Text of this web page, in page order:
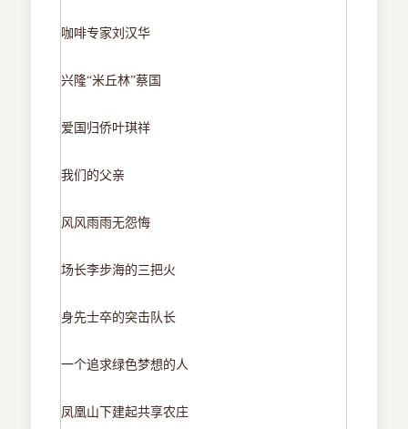
咖啡专家刘汉华
兴隆“米丘林”蔡国
爱国归侨叶琪祥
我们的父亲
风风雨雨无怨悔
场长李步海的三把火
身先士卒的突击队长
一个追求绿色梦想的人
凤凰山下建起共享农庄